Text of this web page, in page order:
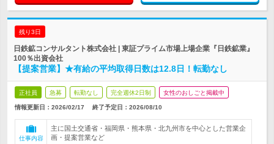
残り3日
日鉄鉱コンサルタント株式会社 | 東証プライム市場上場企業『日鉄鉱業』
100％出資会社
【提案営業】★有給の平均取得日数は12.8日！転勤なし
正社員 急募 転勤なし 完全週休2日制 女性のおしごと掲載中
情報更新日：2026/02/17 終了予定日： 2026/08/10
仕事内容
主に国土交通省・福岡県・熊本県・北九州市を中心とした営業企
画・提案営業など